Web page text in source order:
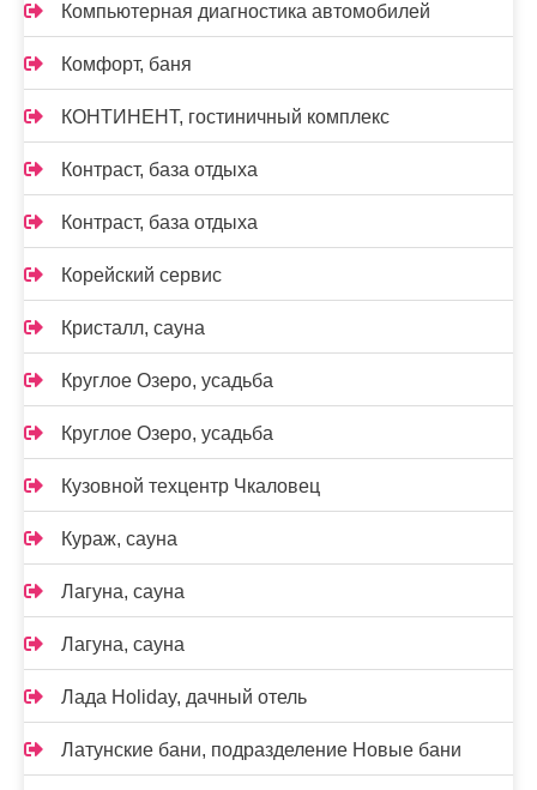
Компьютерная диагностика автомобилей
Комфорт, баня
КОНТИНЕНТ, гостиничный комплекс
Контраст, база отдыха
Контраст, база отдыха
Корейский сервис
Кристалл, сауна
Круглое Озеро, усадьба
Круглое Озеро, усадьба
Кузовной техцентр Чкаловец
Кураж, сауна
Лагуна, сауна
Лагуна, сауна
Лада Holidаy, дачный отель
Латунские бани, подразделение Новые бани